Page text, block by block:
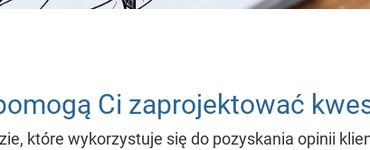
Ci zaprojektować
które wykorzystuje się do pozyskania opinii